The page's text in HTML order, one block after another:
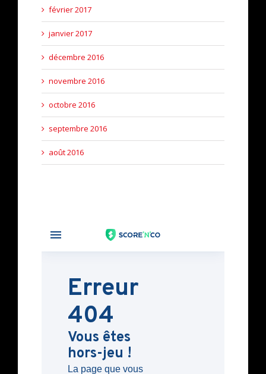
février 2017
janvier 2017
décembre 2016
novembre 2016
octobre 2016
septembre 2016
août 2016